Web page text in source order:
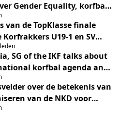
Gender Equality, korfbal
van de TopKlasse finale
Korfrakkers U19-1 en SV
ST U19-1
SG of the IKF talks about
korfbal agenda and
of Urban Korfball
over de betekenis van
van de NKD voor